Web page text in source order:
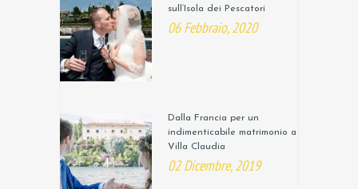
sull’Isola dei Pescatori
06 Febbraio, 2020
Dalla Francia per un
indimenticabile matrimonio a
Villa Claudia
02 Dicembre, 2019